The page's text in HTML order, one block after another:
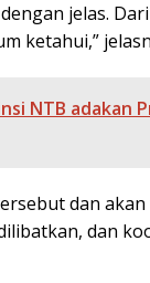
jelas.
ketahui,”
NTB adakan
dan
dan